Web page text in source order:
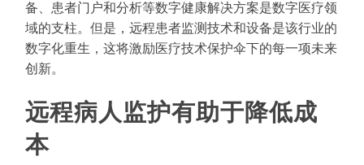
备、患者门户和分析等数字健康解决方案是数字医疗领
域的支柱。但是，远程患者监测技术和设备是该行业的
数字化重生，这将激励医疗技术保护伞下的每一项未来
创新。
远程病人监护有助于降低成
本